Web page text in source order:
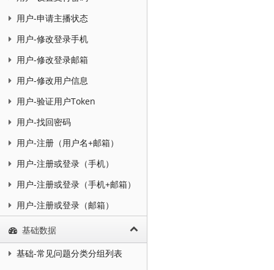
用户-申请主播状态
用户-修改登录手机
用户-修改登录邮箱
用户-修改用户信息
用户-验证用户Token
用户-找回密码
用户-注册（用户名+邮箱）
用户-注册或登录（手机）
用户-注册或登录（手机+邮箱）
用户-注册或登录（邮箱）
基础数据
基础-常见问题分类分组列表